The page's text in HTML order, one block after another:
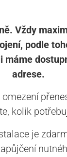
Vždy
podle
máme
adrese.
kolik
je